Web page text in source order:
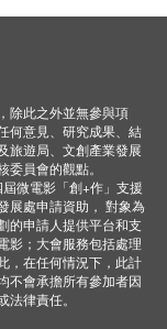
除此之外並無參與項
何意見、研究成果、結
旅遊局、文創產業發展
員會的觀點。
微電影「創+作」支援
展處申請資助， 對象為
的申請人提供平台和支
影；大會服務包括處理
，在任何情況下，此計
不會承擔所有參加者因
律責任。